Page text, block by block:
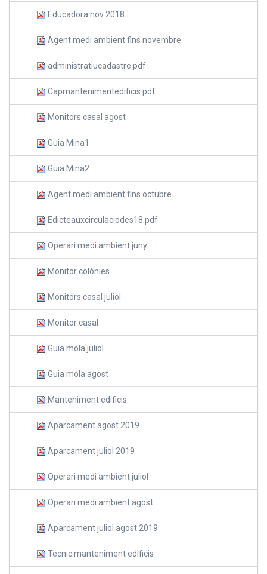
Educadora nov 2018
Agent medi ambient fins novembre
administratiucadastre.pdf
Capmantenimentedificis.pdf
Monitors casal agost
Guia Mina1
Guia Mina2
Agent medi ambient fins octubre
Edicteauxcirculaciodes18.pdf
Operari medi ambient juny
Monitor colònies
Monitors casal juliol
Monitor casal
Guia mola juliol
Guia mola agost
Manteniment edificis
Aparcament agost 2019
Aparcament juliol 2019
Operari medi ambient juliol
Operari medi ambient agost
Aparcament juliol agost 2019
Tecnic manteniment edificis